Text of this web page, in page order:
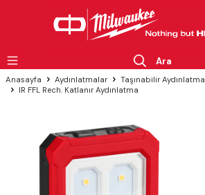
Ara
Anasayfa Aydınlatmalar
Taşınabilir Aydınlatma
IR FFL Rech. Katlanır Aydınlatma